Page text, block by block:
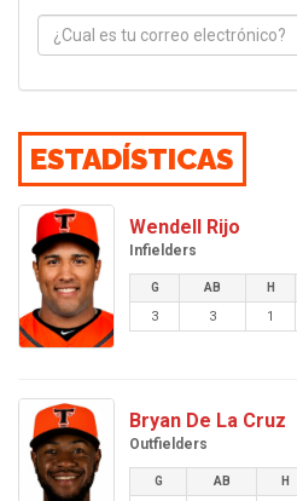
ESTADÍSTICAS
Wendell Rijo
Infielders
G AB H
3 3 1
Bryan De La Cruz
Outfielders
G AB H